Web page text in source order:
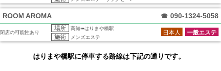
ROOM AROMA ☎ 090-1324-5058
閉店の可能性あり
場所 高知➠はりまや橋駅
施術 メンズエステ
一般エステ
日本人
はりまや橋駅に停車する路線は下記の通りです。